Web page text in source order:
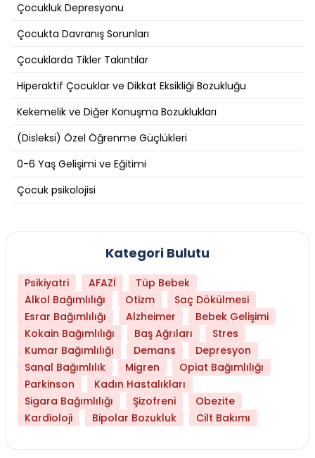
Çocukluk Depresyonu
Çocukta Davranış Sorunları
Çocuklarda Tikler Takıntılar
Hiperaktif Çocuklar ve Dikkat Eksikliği Bozukluğu
Kekemelik ve Diğer Konuşma Bozuklukları
(Disleksi) Özel Öğrenme Güçlükleri
0-6 Yaş Gelişimi ve Eğitimi
Çocuk psikolojisi
Kategori Bulutu
Psikiyatri AFAZİ
Tüp Bebek
Alkol Bağımlılığı
Otizm
Saç Dökülmesi
Esrar Bağımlılığı
Alzheimer
Bebek Gelişimi
Kokain Bağımlılığı
Baş Ağrıları
Stres
Kumar Bağımlılığı
Demans
Depresyon
Sanal Bağımlılık
Migren
Opiat Bağımlılığı
Parkinson
Kadın Hastalıkları
Sigara Bağımlılığı
Şizofreni
Obezite
Kardioloji
Bipolar Bozukluk Cilt Bakımı